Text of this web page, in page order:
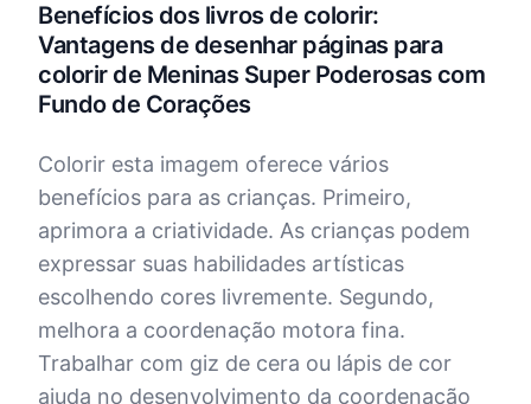
Benefícios dos livros de colorir:
Vantagens de desenhar páginas para
colorir de Meninas Super Poderosas com
Fundo de Corações
Colorir esta imagem oferece vários
benefícios para as crianças. Primeiro,
aprimora a criatividade. As crianças podem
expressar suas habilidades artísticas
escolhendo cores livremente. Segundo,
melhora a coordenação motora fina.
Trabalhar com giz de cera ou lápis de cor
ajuda no desenvolvimento da coordenação